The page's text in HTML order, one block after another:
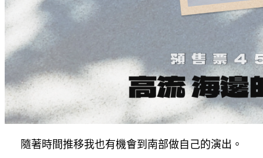
隨著時間推移我也有機會到南部做自己的演出。